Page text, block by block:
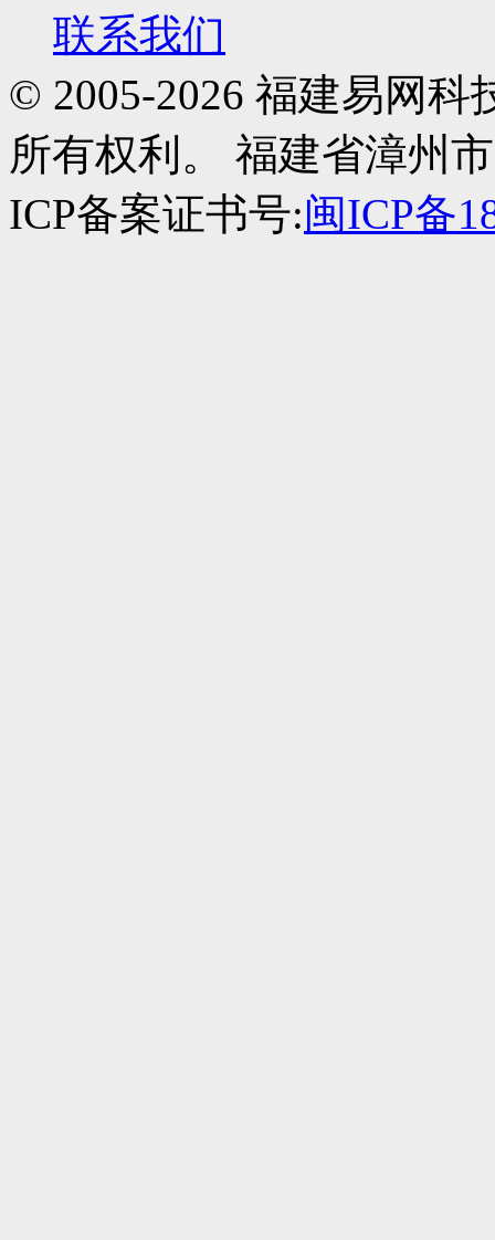
联系我们
© 2005-2026 福建易网
所有权利。 福建省漳州
ICP备案证书号:闽ICP备